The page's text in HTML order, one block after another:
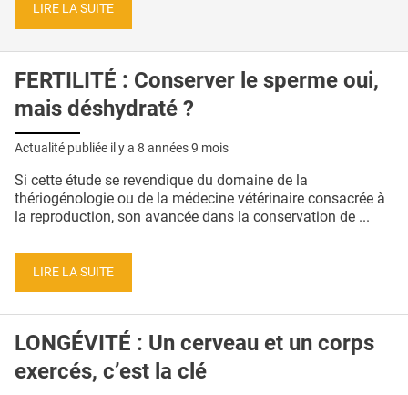
LIRE LA SUITE
FERTILITÉ : Conserver le sperme oui,
mais déshydraté ?
Actualité publiée il y a 8 années 9 mois
Si cette étude se revendique du domaine de la
thériogénologie ou de la médecine vétérinaire consacrée à
la reproduction, son avancée dans la conservation de ...
LIRE LA SUITE
LONGÉVITÉ : Un cerveau et un corps
exercés, c’est la clé